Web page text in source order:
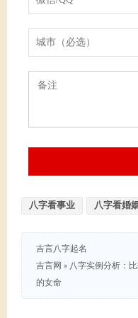
八字看事业 八字看婚姻
吉言八字起名
吉言网 » 八字实例分析：
的女命